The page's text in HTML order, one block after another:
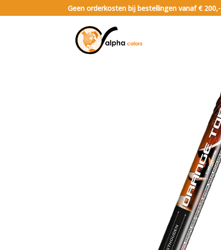
Geen orderkosten bij bestellingen vanaf € 200,-